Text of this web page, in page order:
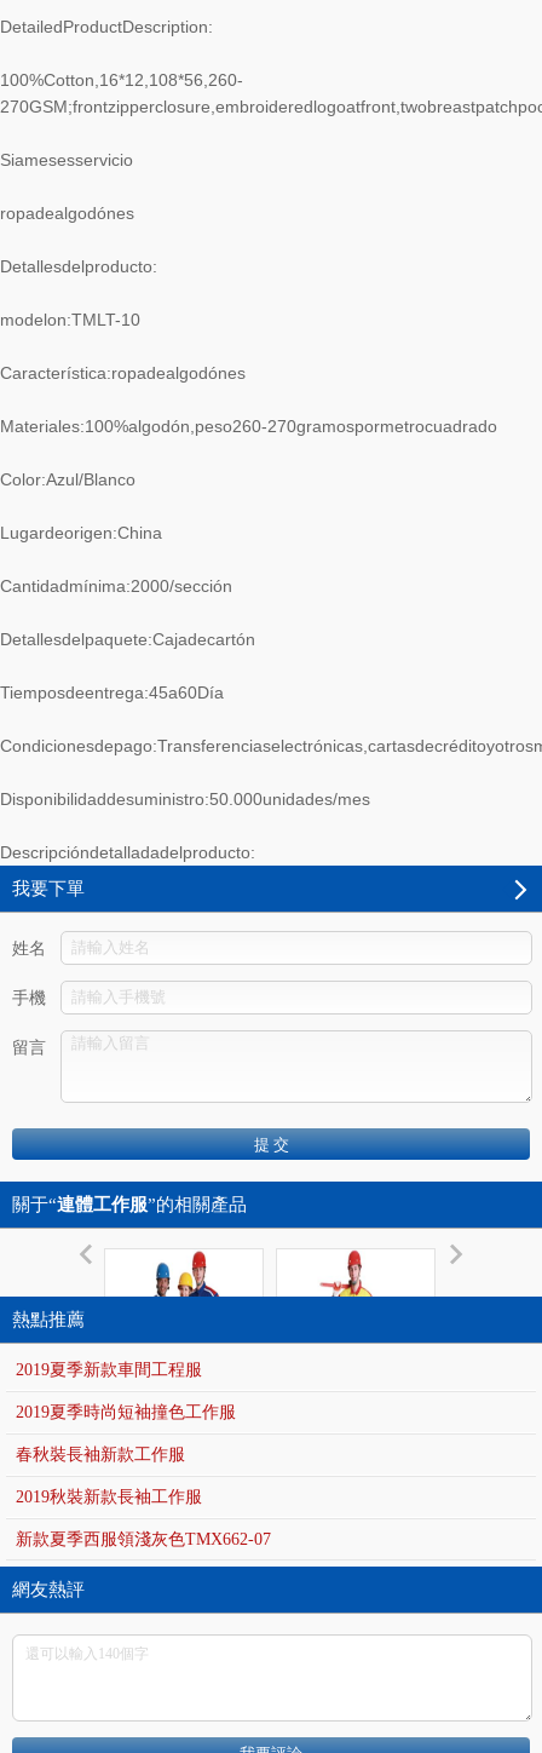
DetailedProductDescription:
100%Cotton,16*12,108*56,260-
Siamesesservicio
ropadealgodónes
Detallesdelproducto:
modelon:TMLT-10
Característica:ropadealgodónes
Materiales:100%algodón,peso260-270gramospormetrocuadrado
Color:Azul/Blanco
Lugardeorigen:China
Cantidadmínima:2000/sección
Detallesdelpaquete:Cajadecartón
Tiemposdeentrega:45a60Día
Disponibilidaddesuministro:50.000unidades/mes
Descripcióndetalladadelproducto:
我要下單
姓名
手機
留言
關于“連體工作服”的相關產品
汽車美容工作服連體
TMLTF-020
熱點推薦
2019夏季新款車間工程服
2019夏季時尚短袖撞色工作服
春秋裝長袖新款工作服
2019秋裝新款長袖工作服
新款夏季西服領淺灰色TMX662-07
網友熱評